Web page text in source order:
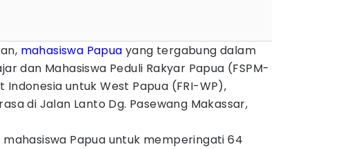
mahasiswa Papua yang tergabung dalam
dan Mahasiswa Peduli Rakyar Papua (FSPM-
Indonesia untuk West Papua (FRI-WP),
di Jalan Lanto Dg. Pasewang Makassar,
Papua untuk memperingati 64